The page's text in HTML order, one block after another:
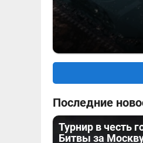
Последние
Турнир в честь
Битвы за